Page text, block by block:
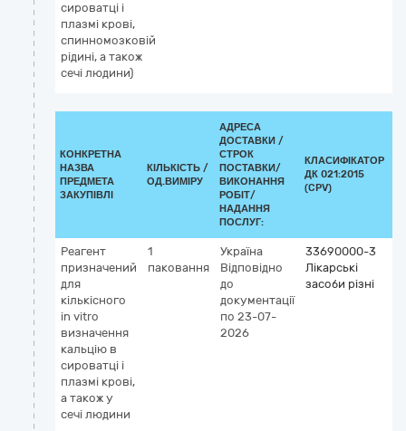
сироватці і
плазмі крові,
спинномозковій
рідині, а також
сечі людини)
КОНКРЕТНА
НАЗВА
ПРЕДМЕТА
ЗАКУПІВЛІ
КІЛЬКІСТЬ /
ОД.ВИМІРУ
АДРЕСА
ДОСТАВКИ /
СТРОК
ПОСТАВКИ/
ВИКОНАННЯ
РОБІТ/
НАДАННЯ
ПОСЛУГ:
КЛАСИФІКАТОР
ДК 021:2015
(CPV)
Реагент
призначений
для
кількісного
in vitro
визначення
кальцію в
сироватці і
плазмі крові,
а також у
сечі людини
1
паковання
Україна
Відповідно
до
документації
по 23-07-
2026
33690000-3
Лікарські
засоби різні